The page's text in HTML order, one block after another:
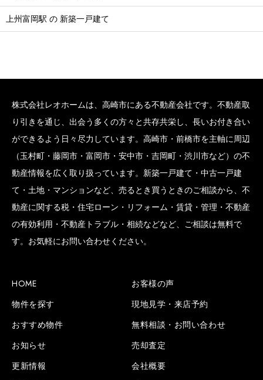
上州富岡駅 の 新築一戸建て
株式会社レオホームは、高崎市にある不動産会社です。不動産取
り引きを通じ、出会う多くの方々と共存共栄し、長いお付き合い
ができるよう日々尽力しています。高崎市・前橋市を主軸に周辺
（玉村町・藤岡市・富岡市・安中市・吉岡町・渋川市など）の不
動産情報を広く取り扱っています。新築一戸建て・中古一戸建
て・土地・マンションなど、売るとき買うときのご相談から、不
動産に関する税・住宅ローン・リフォーム・賃貸・管理・不動産
の有効利用・不動産トラブル・相続などなど、ご相談は無料で
す。お気軽にお問い合わせください。
HOME
物件を探す
おすすめ物件
お知らせ
更新情報
お客様の声
現地見学・来店予約
無料相談・お問い合わせ
売却査定
会社概要